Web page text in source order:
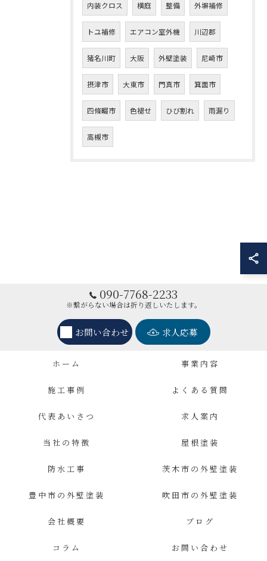
内装クロス 横庭 整備 外塀補修
トユ補修 エアコン室外機 川辺郡
猪名川町 大阪 外壁塗装 尼崎市
摂津市 大東市 門真市 箕面市
四條畷市 色褪せ ひび割れ 雨漏り
高槻市
090-7768-2233
※繋がらない場合は折り返しいたします。
お問い合わせ 求人応募
ホーム 事業内容
施工事例 よくある質問
代表あいさつ 求人案内
当社の特徴 屋根塗装
防水工事 茨木市の外壁塗装
豊中市の外壁塗装 吹田市の外壁塗装
会社概要 ブログ
コラム お問い合わせ